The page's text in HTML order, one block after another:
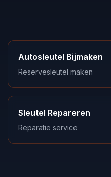
Autosleutel Bijmaken
Reservesleutel maken
Sleutel Repareren
Reparatie service